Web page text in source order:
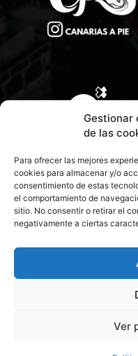
Gestionar
de las
Para ofrecer las mejores
cookies para almacenar y/o
consentimiento de estas
el comportamiento de
sitio. No consentir o retirar el
negativamente a ciertas
Ver
CONTACTA CON